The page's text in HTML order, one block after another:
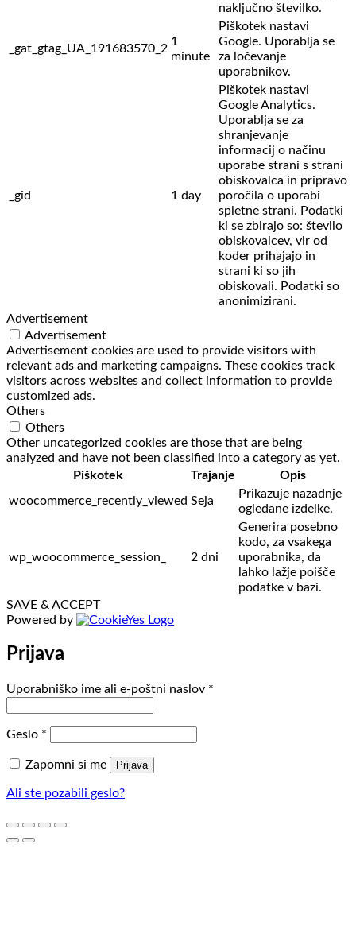
naključno številko.
_gat_gtag_UA_191683570_2
1
minute
Piškotek nastavi
Google. Uporablja se
za ločevanje
uporabnikov.
_gid 1 day
Piškotek nastavi
Google Analytics.
Uporablja se za
shranjevanje
informacij o načinu
uporabe strani s strani
obiskovalca in pripravo
poročila o uporabi
spletne strani. Podatki
ki se zbirajo so: število
obiskovalcev, vir od
koder prihajajo in
strani ki so jih
obiskovali. Podatki so
anonimizirani.
Advertisement
Advertisement
Advertisement cookies are used to provide visitors with
relevant ads and marketing campaigns. These cookies track
visitors across websites and collect information to provide
customized ads.
Others
Others
Other uncategorized cookies are those that are being
analyzed and have not been classified into a category as yet.
Piškotek
Trajanje
Opis
woocommerce_recently_viewed Seja
Prikazuje nazadnje
ogledane izdelke.
wp_woocommerce_session_ 2 dni
Generira posebno
kodo, za vsakega
uporabnika, da
lahko lažje poišče
podatke v bazi.
SAVE & ACCEPT
Powered by
Prijava
Uporabniško ime ali e-poštni naslov *
Geslo *
Zapomni si me Prijava
Ali ste pozabili geslo?